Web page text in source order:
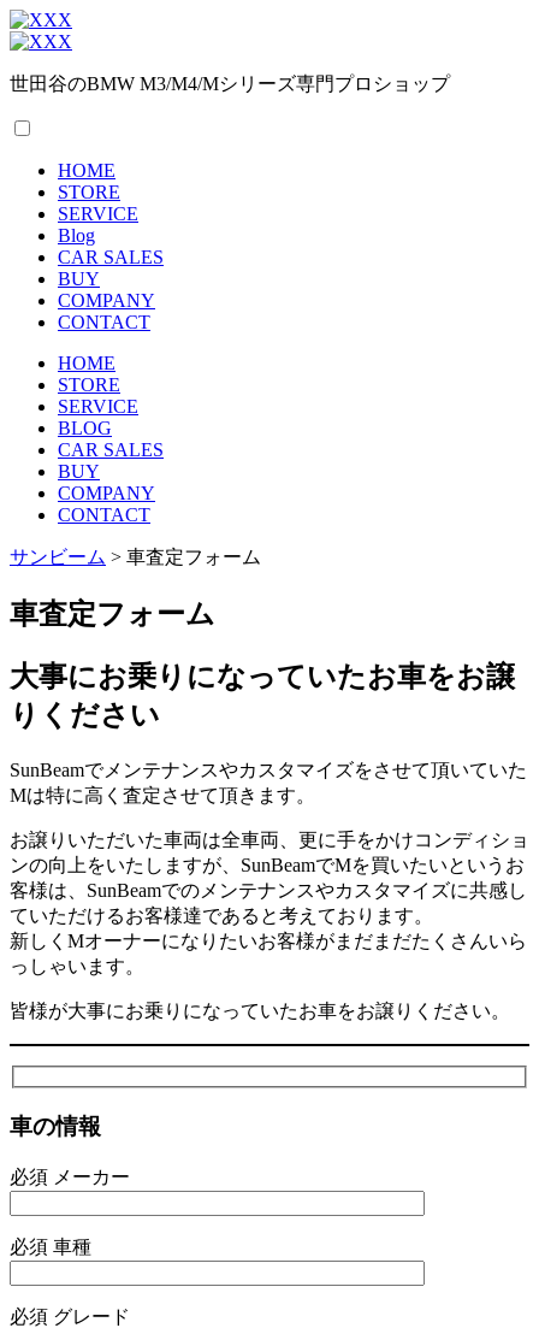
世田谷のBMW M3/M4/Mシリーズ専門プロショップ
HOME
STORE
SERVICE
Blog
CAR SALES
BUY
COMPANY
CONTACT
HOME
STORE
SERVICE
BLOG
CAR SALES
BUY
COMPANY
CONTACT
サンビーム > 車査定フォーム
車査定フォーム
大事にお乗りになっていたお車をお譲
りください
SunBeamでメンテナンスやカスタマイズをさせて頂いていた
Mは特に高く査定させて頂きます。
お譲りいただいた車両は全車両、更に手をかけコンディショ
ンの向上をいたしますが、SunBeamでMを買いたいというお
客様は、SunBeamでのメンテナンスやカスタマイズに共感し
ていただけるお客様達であると考えております。
新しくMオーナーになりたいお客様がまだまだたくさんいら
っしゃいます。
皆様が大事にお乗りになっていたお車をお譲りください。
車の情報
必須 メーカー
必須 車種
必須 グレード